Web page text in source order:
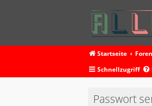
Startseite
Schnellzugriff
Passwort